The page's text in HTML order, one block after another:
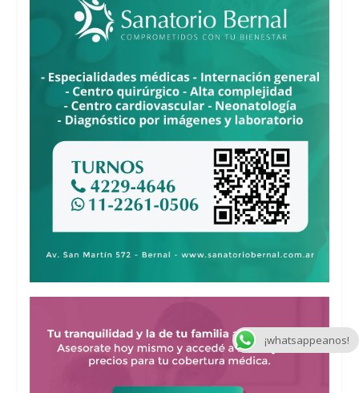
¡whatsappeanos!